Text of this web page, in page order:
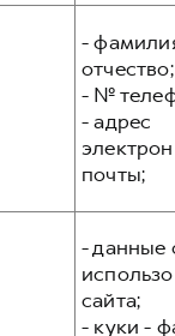
-
отчество;
- №
- адрес
почты;
- данные
сайта;
- куки -